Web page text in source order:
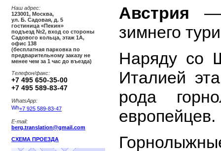
Наш адрес:
123001, Москва,
ул. Б. Садовая, д. 5
гостиница «Пекин»
подъезд №2, вход со стороны
Садового кольца, этаж 1А,
офис 138
(бесплатная парковка по
предварительному заказу не
менее чем за 1 час до въезда)
Телефон/факс:
+7 495 650-35-00
+7 495 589-83-47
WhatsApp:
+7 925 589-83-47
E-mail:
berg.translation@gmail.com
СХЕМА ПРОЕЗДА
Австрия —
зимнего
Наряду со
Италией
рода
европейцев.